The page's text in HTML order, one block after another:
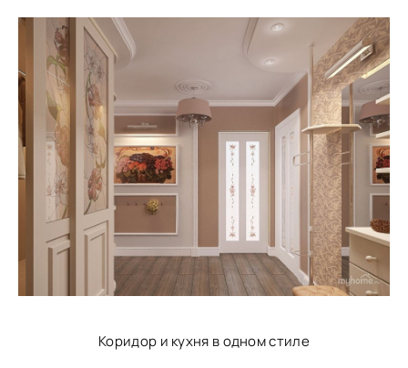
Коридор и кухня в одном стиле